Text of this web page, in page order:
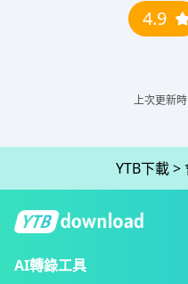
4.9
上次更新
YTB下載>
AI轉錄工具